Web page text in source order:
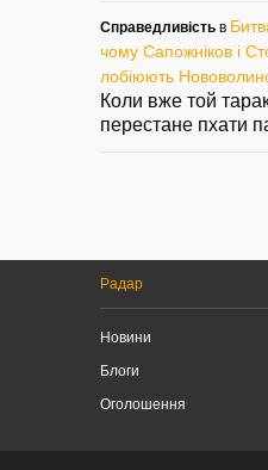
Справедливість в
чому Сапожніков і
лобіюють
Коли вже той
перестане пхати
Радар
Новини
Блоги
Оголошення